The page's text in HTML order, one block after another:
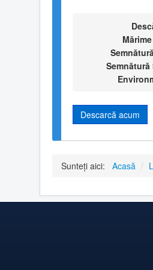
Semnătură
Descarcă acum
Sunteți aici: Acasă /